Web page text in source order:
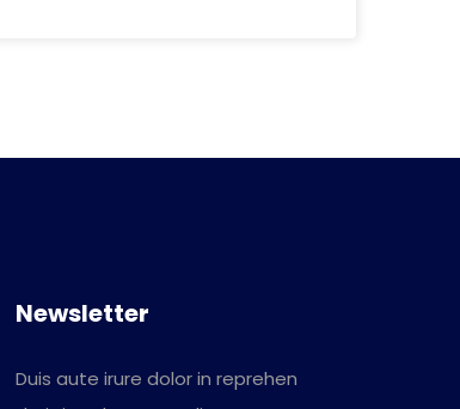
Newsletter
Duis aute irure dolor in reprehen